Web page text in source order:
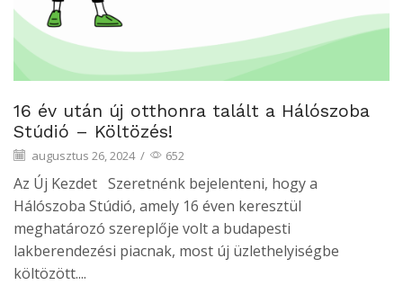
16 év után új otthonra talált a Hálószoba
Stúdió – Költözés!
augusztus 26, 2024 / 652
Az Új Kezdet Szeretnénk bejelenteni, hogy a
Hálószoba Stúdió, amely 16 éven keresztül
meghatározó szereplője volt a budapesti
lakberendezési piacnak, most új üzlethelyiségbe
költözött....